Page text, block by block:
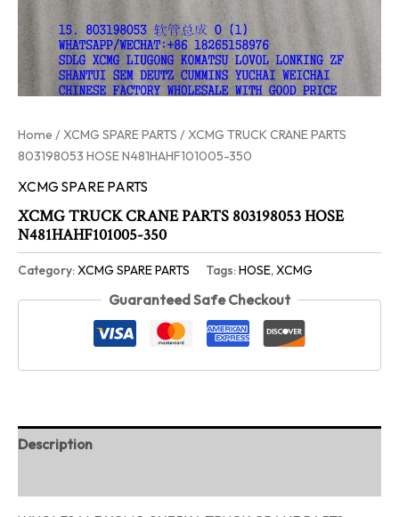
Home /XCMG SPARE PARTS / XCMG TRUCK CRANE PARTS
803198053 HOSE N481HAHF101005-350
XCMG SPARE PARTS
XCMG TRUCK CRANE PARTS 803198053 HOSE
N481HAHF101005-350
Category:XCMG SPARE PARTS Tags:HOSE,XCMG
Guaranteed Safe Checkout
Description